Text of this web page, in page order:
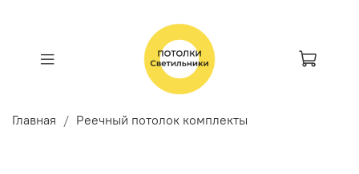
Главная Реечный потолок комплекты